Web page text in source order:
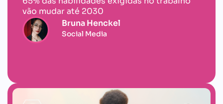
vão mudar até 2030
Bruna Henckel
Social Media